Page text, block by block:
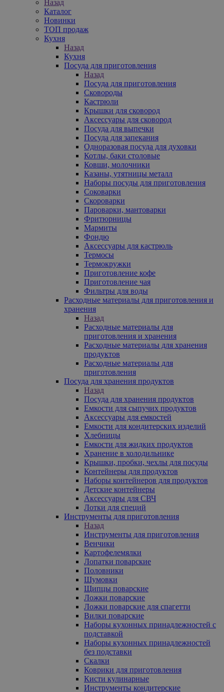
Назад
Каталог
Новинки
ТОП продаж
Кухня
Назад
Кухня
Посуда для приготовления
Назад
Посуда для приготовления
Сковороды
Кастрюли
Крышки для сковород
Аксессуары для сковород
Посуда для выпечки
Посуда для запекания
Одноразовая посуда для духовки
Котлы, баки столовые
Ковши, молочники
Казаны, утятницы металл
Наборы посуды для приготовления
Соковарки
Скороварки
Пароварки, мантоварки
Фритюрницы
Мармиты
Фондю
Аксессуары для кастрюль
Термосы
Термокружки
Приготовление кофе
Приготовление чая
Фильтры для воды
Расходные материалы для приготовления и
хранения
Назад
Расходные материалы для
приготовления и хранения
Расходные материалы для хранения
продуктов
Расходные материалы для
приготовления
Посуда для хранения продуктов
Назад
Посуда для хранения продуктов
Емкости для сыпучих продуктов
Аксессуары для емкостей
Емкости для кондитерских изделий
Хлебницы
Емкости для жидких продуктов
Хранение в холодильнике
Крышки, пробки, чехлы для посуды
Контейнеры для продуктов
Наборы контейнеров для продуктов
Детские контейнеры
Аксессуары для СВЧ
Лотки для специй
Инструменты для приготовления
Назад
Инструменты для приготовления
Венчики
Картофелемялки
Лопатки поварские
Половники
Шумовки
Щипцы поварские
Ложки поварские
Ложки поварские для спагетти
Вилки поварские
Наборы кухонных принадлежностей с
подставкой
Наборы кухонных принадлежностей
без подставки
Скалки
Коврики для приготовления
Кисти кулинарные
Инструменты кондитерские